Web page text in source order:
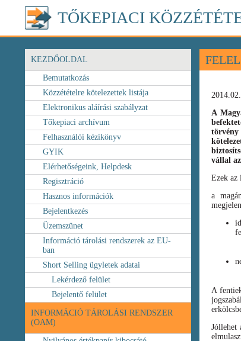
TŐKEPIACI
KEZDŐOLDAL
Bemutatkozás
Közzétételre kötelezettek listája
Elektronikus aláírási szabályzat
Tőkepiaci archívum
Felhasználói kézikönyv
GYIK
Elérhetőségeink, Helpdesk
Regisztráció
Hasznos információk
Bejelentkezés
Üzemszünet
Információ tárolási rendszerek az EU-
ban
Short Selling ügyletek adatai
Lekérdező felület
Bejelentő felület
INFORMÁCIÓ TÁROLÁSI RENDSZER
(OAM)
A
vállal
Ezek az
a
A
Jóllehet